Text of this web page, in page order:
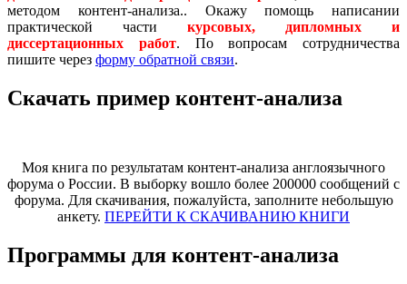
методом контент-анализа.. Окажу помощь написании
практической части курсовых, дипломных и
диссертационных работ. По вопросам сотрудничества
пишите через форму обратной связи.
Скачать пример контент-анализа
Моя книга по результатам контент-анализа англоязычного
форума о России. В выборку вошло более 200000 сообщений с
форума. Для скачивания, пожалуйста, заполните небольшую
анкету. ПЕРЕЙТИ К СКАЧИВАНИЮ КНИГИ
Программы для контент-анализа